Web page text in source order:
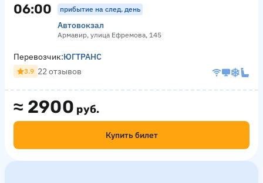
06:00 прибытие на след. день
Автовокзал
Армавир, улица Ефремова, 145
≈ 2900 руб.
Купить билет
Перевозчик:ЮГТРАНС
3.9 22 отзывов